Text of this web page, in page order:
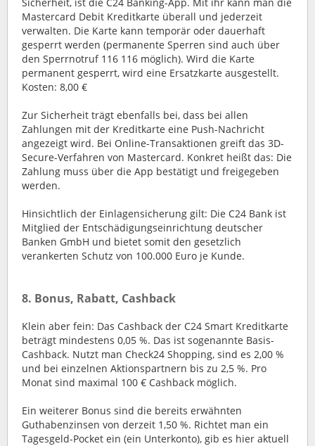
Mastercard Debit Kreditkarte überall und jederzeit
verwalten. Die Karte kann temporär oder dauerhaft
gesperrt werden (permanente Sperren sind auch über
den Sperrnotruf 116 116 möglich). Wird die Karte
permanent gesperrt, wird eine Ersatzkarte ausgestellt.
Kosten: 8,00 €
Zur Sicherheit trägt ebenfalls bei, dass bei allen
Zahlungen mit der Kreditkarte eine Push-Nachricht
angezeigt wird. Bei Online-Transaktionen greift das 3D-
Secure-Verfahren von Mastercard. Konkret heißt das: Die
Zahlung muss über die App bestätigt und freigegeben
werden.
Hinsichtlich der Einlagensicherung gilt: Die C24 Bank ist
Mitglied der Entschädigungseinrichtung deutscher
Banken GmbH und bietet somit den gesetzlich
verankerten Schutz von 100.000 Euro je Kunde.
8. Bonus, Rabatt, Cashback
Klein aber fein: Das Cashback der C24 Smart Kreditkarte
beträgt mindestens 0,05 %. Das ist sogenannte Basis-
Cashback. Nutzt man Check24 Shopping, sind es 2,00 %
und bei einzelnen Aktionspartnern bis zu 2,5 %. Pro
Monat sind maximal 100 € Cashback möglich.
Ein weiterer Bonus sind die bereits erwähnten
Guthabenzinsen von derzeit 1,50 %. Richtet man ein
Tagesgeld-Pocket ein (ein Unterkonto), gib es hier aktuell